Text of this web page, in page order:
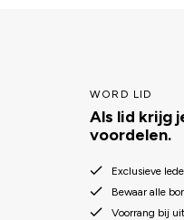
WORD LID
Als lid krijg
voordelen.
Exclusieve
Bewaar alle
Voorrang bij